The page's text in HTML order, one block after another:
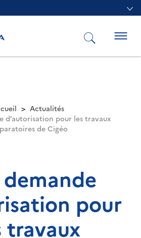
Actualités
d’autorisation pour les travaux
de Cigéo
demande
pour
travaux